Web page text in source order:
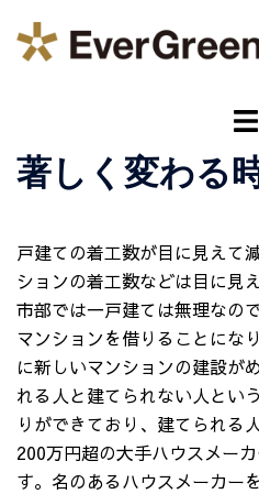
ト
グ
ル
ュ
ー
著しく変わる
戸建ての着工数が目に見えて
ションの着工数などは目に見
市部では一戸建ては無理なの
マンションを借りることにな
に新しいマンションの建設が
れる人と建てられない人とい
りができており、建てられる
200万円超の大手ハウスメー
す。名のあるハウスメーカー